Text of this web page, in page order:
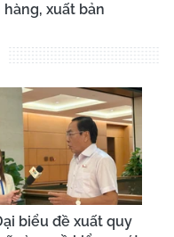
hàng, xuất bản
biểu đề xuất quy